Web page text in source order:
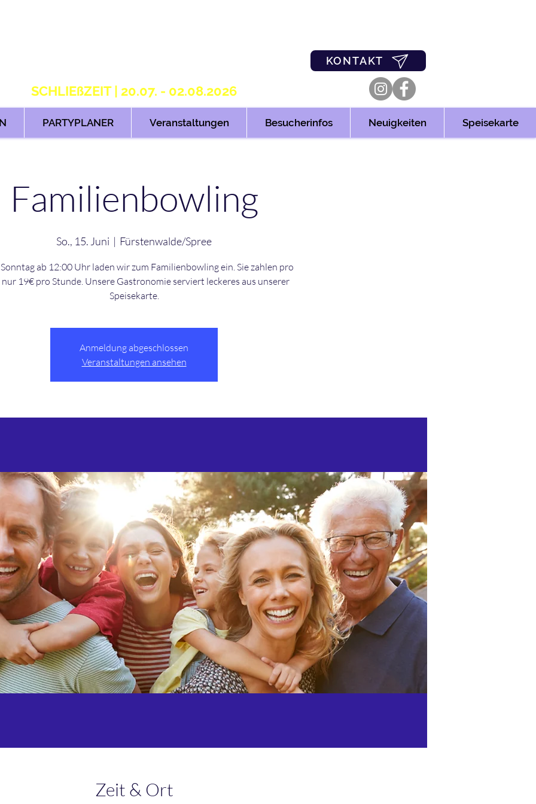
KONTAKT
SCHLIEßZEIT | 20.07. - 02.08.2026
PARTYPLANER Veranstaltungen Besucherinfos Neuigkeiten Speisekarte
Familienbowling
So., 15. Juni
  |
Fürstenwalde/Spree
ab 12:00 Uhr laden wir zum Familienbowling ein. Sie zahlen pro
19€ pro Stunde. Unsere Gastronomie serviert leckeres aus unserer
Speisekarte.
Anmeldung abgeschlossen
Veranstaltungen ansehen
Zeit & Ort